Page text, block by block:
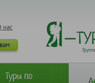
нас
Туры по